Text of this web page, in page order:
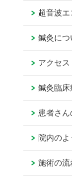
超音波エ
鍼灸につ
アクセス
鍼灸臨床
患者さん
院内のよ
施術の流